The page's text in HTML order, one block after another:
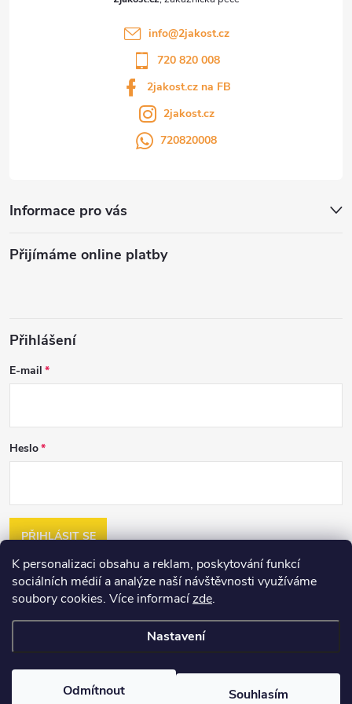
K personalizaci obsahu a reklam, poskytování funkcí
sociálních médií a analýze naší návštěvnosti využíváme
soubory cookies. Více informacízde.
Nastavení
Odmítnout Souhlasím
info@2jakost.cz
720 820 008
2jakost.cz na FB
2jakost.cz
720820008
Informace pro vás
Přijímáme online platby
Přihlášení
E-mail
Heslo
PŘIHLÁSIT SE
Nová registrace
Zapomenuté heslo
. Všechna práva vyhrazena.